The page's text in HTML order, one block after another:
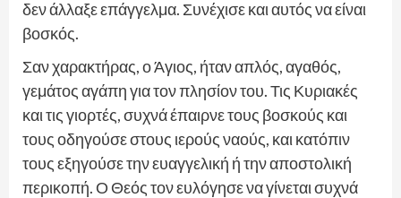
δεν άλλαξε επάγγελμα. Συνέχισε και αυτός να είναι
βοσκός.
Σαν χαρακτήρας, ο Άγιος, ήταν απλός, αγαθός,
γεμάτος αγάπη για τον πλησίον του. Τις Κυριακές
και τις γιορτές, συχνά έπαιρνε τους βοσκούς και
τους οδηγούσε στους ιερούς ναούς, και κατόπιν
τους εξηγούσε την ευαγγελική ή την αποστολική
περικοπή. Ο Θεός τον ευλόγησε να γίνεται συχνά